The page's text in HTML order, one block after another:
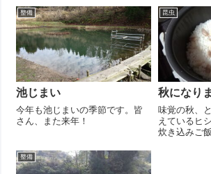
整備
池じまい
今年も池じまいの季節です。皆
さん、また来年！
昆虫
秋になり
味覚の秋、
えているヒ
炊き込みご
整備